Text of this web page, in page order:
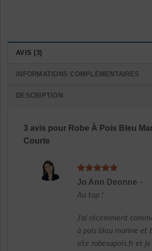
AVIS (3)
INFORMATIONS COMPLÉMENTAIRES
DESCRIPTION
3 avis pour Robe À Pois Bleu
Courte
Note5sur
5
Jo Ann Deonne –
Au top !
J’ai récemment
à pois bleu marine et
site robesapois.fr et je